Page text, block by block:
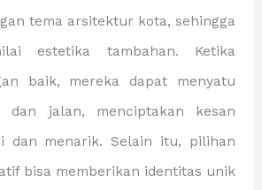
tema arsitektur kota, sehingga
estetika tambahan. Ketika
baik, mereka dapat menyatu
dan jalan, menciptakan kesan
dan menarik. Selain itu, pilihan
bisa memberikan identitas unik